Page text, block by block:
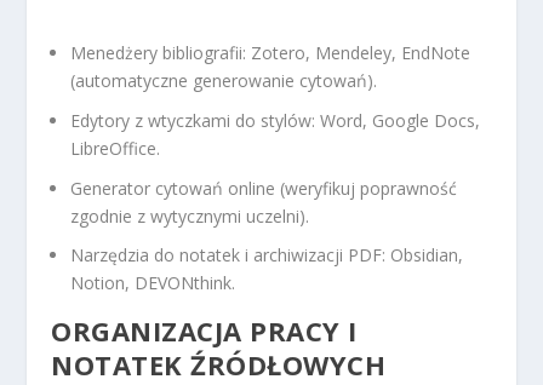
Menedżery bibliografii: Zotero, Mendeley, EndNote
(automatyczne generowanie cytowań).
Edytory z wtyczkami do stylów: Word, Google Docs,
LibreOffice.
Generator cytowań online (weryfikuj poprawność
zgodnie z wytycznymi uczelni).
Narzędzia do notatek i archiwizacji PDF: Obsidian,
Notion, DEVONthink.
ORGANIZACJA PRACY I
NOTATEK ŹRÓDŁOWYCH